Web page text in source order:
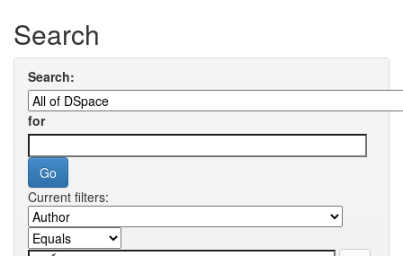
Search
Search:
for
Current filters: